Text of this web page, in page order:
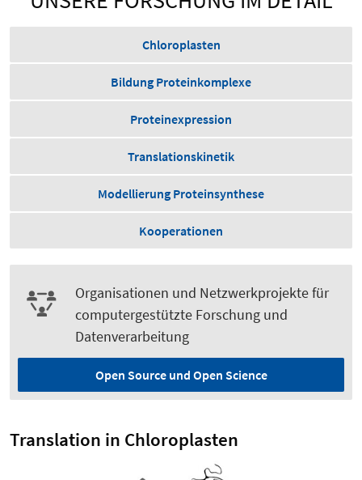
Chloroplasten
Bildung Proteinkomplexe
Proteinexpression
Translationskinetik
Modellierung Proteinsynthese
Kooperationen
Organisationen und Netzwerkprojekte für
computergestützte Forschung und
Datenverarbeitung
Open Source und Open Science
Translation in Chloroplasten